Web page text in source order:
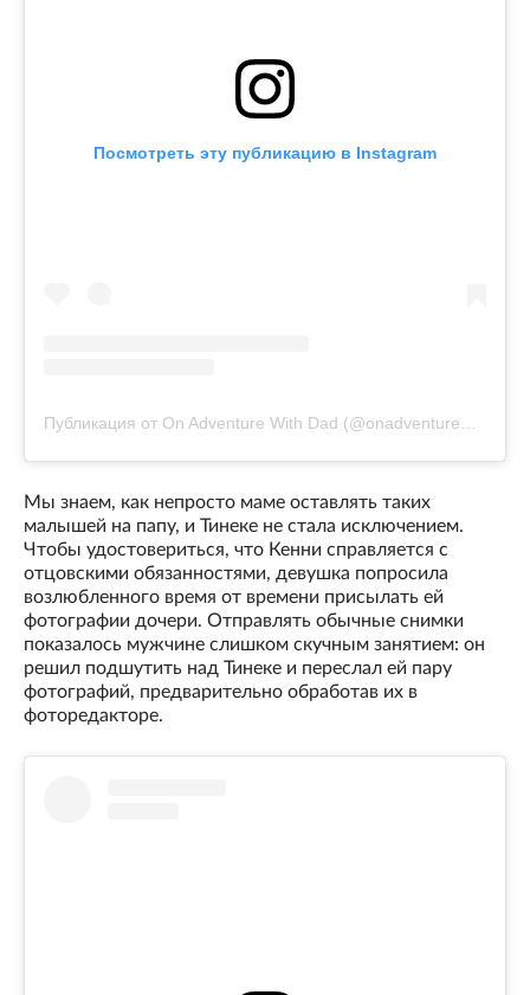
Посмотреть эту публикацию в Instagram
Мы знаем, как непросто маме оставлять таких
малышей на папу, и Тинеке не стала исключением.
Чтобы удостовериться, что Кенни справляется с
отцовскими обязанностями, девушка попросила
возлюбленного время от времени присылать ей
фотографии дочери. Отправлять обычные снимки
показалось мужчине слишком скучным занятием: он
решил подшутить над Тинеке и переслал ей пару
фотографий, предварительно обработав их в
фоторедакторе.